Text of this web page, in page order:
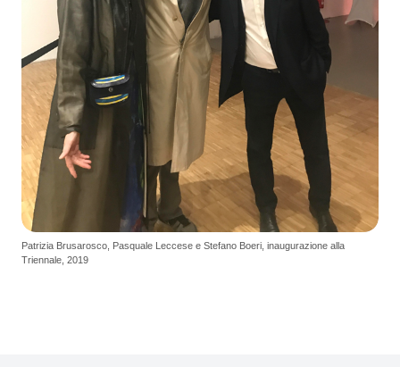
Patrizia Brusarosco, Pasquale Leccese e Stefano Boeri, inaugurazione alla
Triennale, 2019